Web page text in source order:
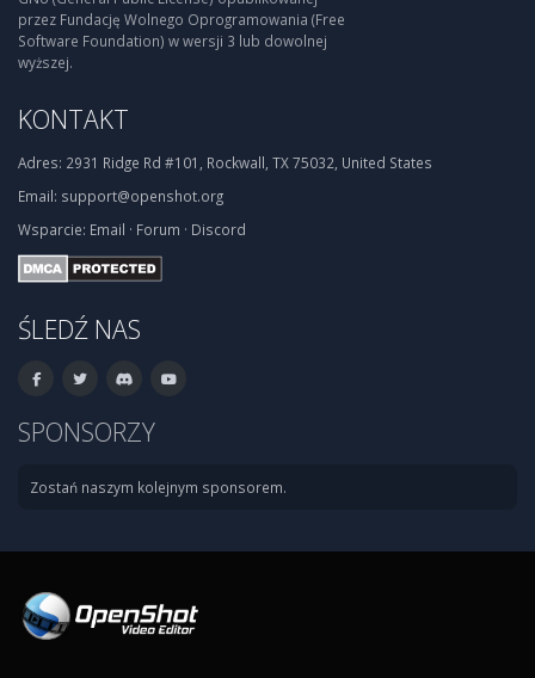
przez Fundację Wolnego Oprogramowania (Free
Software Foundation) w wersji 3 lub dowolnej
wyższej.
KONTAKT
Adres: 2931 Ridge Rd #101, Rockwall, TX 75032, United States
Email: support@openshot.org
Wsparcie: Email · Forum · Discord
ŚLEDŹ NAS
SPONSORZY
Zostań naszym kolejnym sponsorem.